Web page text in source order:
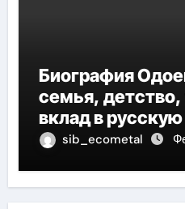
Биография
семья, детство,
вклад в
sib_ecometal